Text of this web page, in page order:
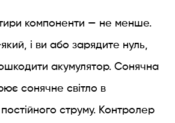
компоненти — не менше.
і ви або зарядите нуль,
акумулятор. Сонячна
сонячне світло в
струму. Контролер